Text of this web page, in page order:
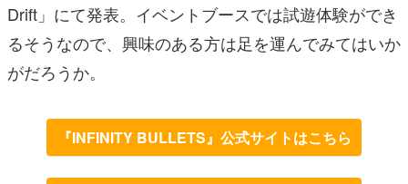
Drift」にて発表。イベントブースでは試遊体験ができ
るそうなので、興味のある方は足を運んでみてはいか
がだろうか。
『INFINITY BULLETS』公式サイトはこちら